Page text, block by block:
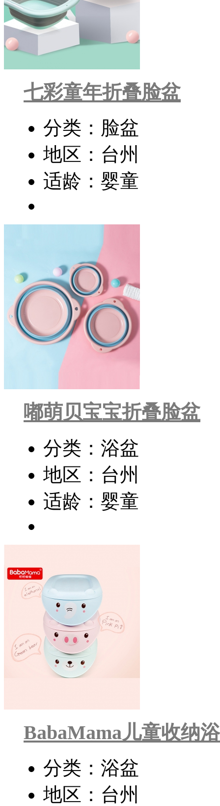
七彩童年折叠脸盆
分类：脸盆
地区：台州
适龄：婴童
嘟萌贝宝宝折叠脸盆
分类：浴盆
地区：台州
适龄：婴童
BabaMama儿童收纳
分类：浴盆
地区：台州